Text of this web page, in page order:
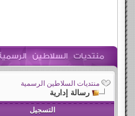
منتديات السلاطين الرسمية
رسالة إدارية
التسجيل